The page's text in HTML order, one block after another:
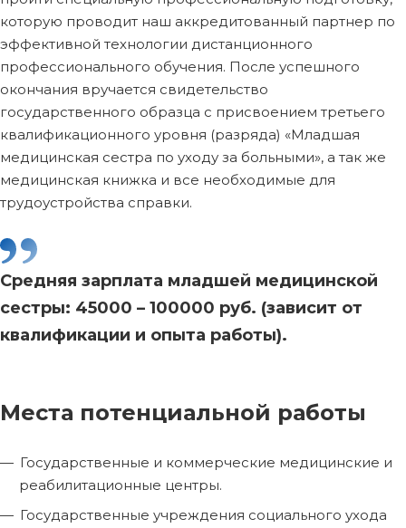
которую проводит наш аккредитованный партнер по
эффективной технологии дистанционного
профессионального обучения. После успешного
окончания вручается свидетельство
государственного образца с присвоением третьего
квалификационного уровня (разряда) «Младшая
медицинская сестра по уходу за больными», а так же
медицинская книжка и все необходимые для
трудоустройства справки.
Средняя зарплата младшей медицинской
сестры: 45000 – 100000 руб. (зависит от
квалификации и опыта работы).
Места потенциальной работы
Государственные и коммерческие медицинские и
реабилитационные центры.
Государственные учреждения социального ухода